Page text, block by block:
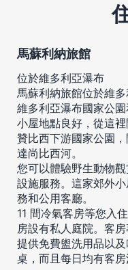
馬蘇利納旅館
位於維多利亞瀑布
馬蘇利納旅館位於維
維多利亞瀑布國家公
小屋地點良好，從這
贊比西下游國家公園
達尚比西河。
您可以體驗野生動物
設施服務。這家郊外
務和公用客廳。
11 間冷氣客房等您入
房設有私人庭院。客
提供免費盥洗用品以
桌，而且每日均有客房